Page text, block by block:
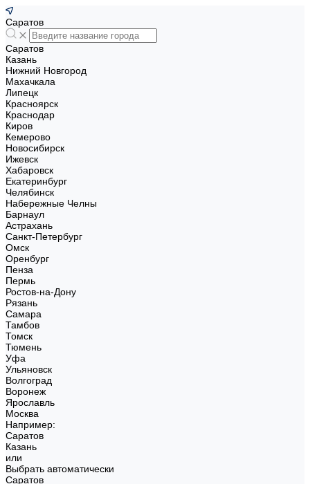
Саратов
Саратов
Казань
Нижний Новгород
Махачкала
Липецк
Красноярск
Краснодар
Киров
Кемерово
Новосибирск
Ижевск
Хабаровск
Екатеринбург
Челябинск
Набережные Челны
Барнаул
Астрахань
Санкт-Петербург
Омск
Оренбург
Пенза
Пермь
Ростов-на-Дону
Рязань
Самара
Тамбов
Томск
Тюмень
Уфа
Ульяновск
Волгоград
Воронеж
Ярославль
Москва
Например:
Саратов
Казань
или
Выбрать автоматически
Саратов